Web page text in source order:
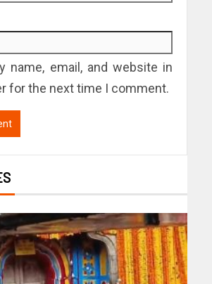
name, email, and website in
for the next time I comment.